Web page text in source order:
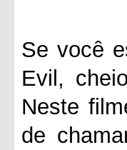
Se você
Evil,
Neste
de